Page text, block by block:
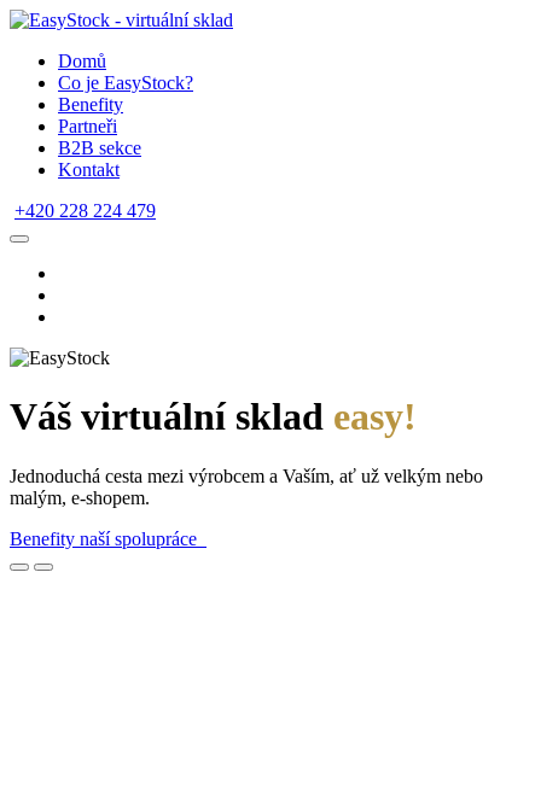
Domů
Co je EasyStock?
Benefity
Partneři
B2B sekce
Kontakt
+420 228 224 479
Váš virtuální sklad easy!
Jednoduchá cesta mezi výrobcem a Vaším, ať už velkým nebo
malým, e-shopem.
Benefity naší spolupráce